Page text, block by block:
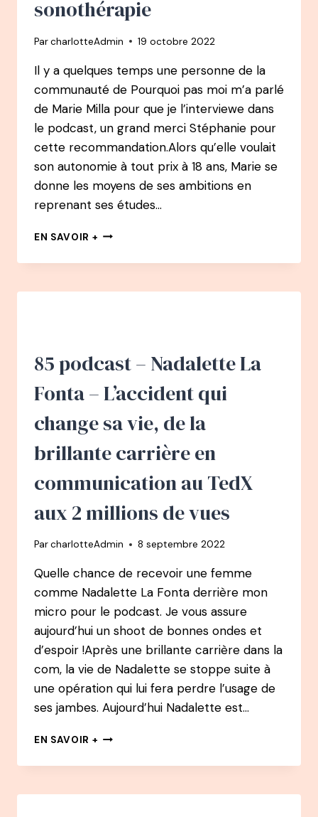
sonothérapie
ParcharlotteAdmin 19 octobre 2022
Il y a quelques temps une personne de la
communauté de Pourquoi pas moi m’a parlé
de Marie Milla pour que je l’interviewe dans
le podcast, un grand merci Stéphanie pour
cette recommandation.Alors qu’elle voulait
son autonomie à tout prix à 18 ans, Marie se
donne les moyens de ses ambitions en
reprenant ses études…
EN SAVOIR + 90
–
MILLA
OUT,
D’ENTREPRENEUSE
À
SONOTHÉRAPIE
85 podcast – Nadalette La
Fonta – L’accident qui
change sa vie, de la
brillante carrière en
communication au TedX
aux 2 millions de vues
ParcharlotteAdmin 8 septembre 2022
Quelle chance de recevoir une femme
comme Nadalette La Fonta derrière mon
micro pour le podcast. Je vous assure
aujourd’hui un shoot de bonnes ondes et
d’espoir !Après une brillante carrière dans la
com, la vie de Nadalette se stoppe suite à
une opération qui lui fera perdre l’usage de
ses jambes. Aujourd’hui Nadalette est…
EN SAVOIR + 85
–
LA